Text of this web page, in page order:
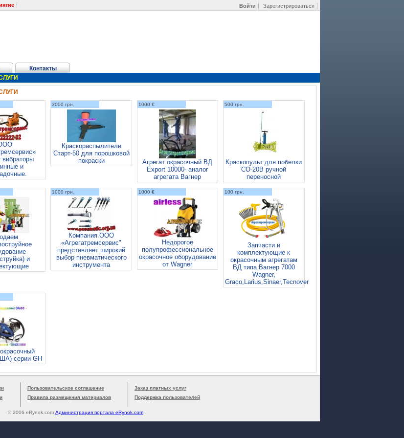
Войти Зарегистрироваться
Контакты
вибраторы
и
3000 грн.
Краскораспылители
Старт-50 для порошковой
покраски
1000 €
Агрегат окрасочный ВД
Export 10000- аналог
агрегата Вагнер
500 грн.
Краскопульт для побелки
СО-20В ручной
переносной
и
1000 грн.
Компания ООО
«Агрегатремсервис"
представляет широкий
выбор пневматического
инструмента
1000 €
Недорогое
полупрофессиональное
окрасочное оборудование
от Wagner
100 грн.
Запчасти и
комплектующие к
окрасочным агрегатам
ВД типа Вагнер 7000
Wagner,
Graco,Larius,Sinaer,Tecnover
серии GH
Пользовательское соглашение
Правила размещения материалов
Заказ платных услуг
Поддержка пользователей
© 2006 eRynok.com Администрация портала eRynok.com